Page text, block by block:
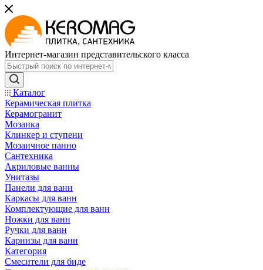
Интернет-магазин представительского класса
Каталог
Керамическая плитка
Керамогранит
Мозаика
Клинкер и ступени
Мозаичное панно
Сантехника
Акриловые ванны
Унитазы
Панели для ванн
Каркасы для ванн
Комплектующие для ванн
Ножки для ванн
Ручки для ванн
Карнизы для ванн
Категория
Смесители для биде